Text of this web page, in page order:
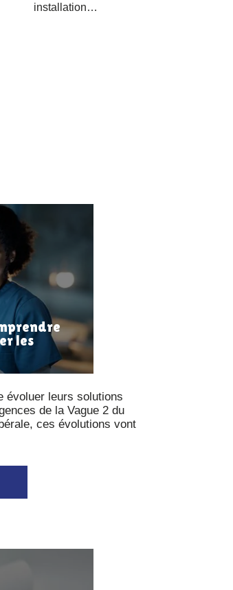
installation…
les
évoluer leurs solutions
de la Vague 2 du
ces évolutions vont